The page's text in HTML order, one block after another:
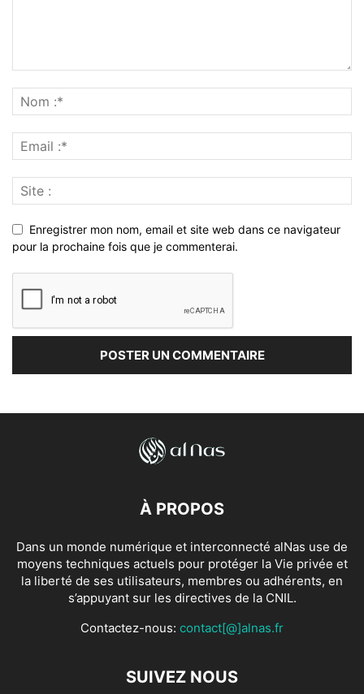
Enregistrer mon nom, email et site web dans ce navigateur
pour la prochaine fois que je commenterai.
À PROPOS
Dans un monde numérique et interconnecté alNas use de
moyens techniques actuels pour protéger la Vie privée et
la liberté de ses utilisateurs, membres ou adhérents, en
s’appuyant sur les directives de la CNIL.
Contactez-nous: contact[@]alnas.fr
SUIVEZ NOUS